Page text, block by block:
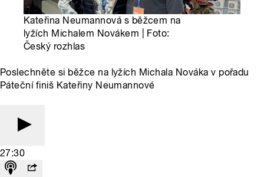
Kateřina Neumannová s běžcem na
lyžích Michalem Novákem | Foto:
Český rozhlas
Poslechněte si běžce na lyžích Michala Nováka v pořadu
Páteční finiš Kateřiny Neumannové
27:30